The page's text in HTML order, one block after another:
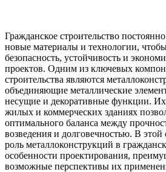
Гражданское строительство
новые материалы и технологии,
безопасность, устойчивость и
проектов. Одним из ключевых
строительства являются
объединяющие металлические
несущие и декоративные функции. Их
жилых и коммерческих зданиях
оптимального баланса между
возведения и долговечностью. В
роль металлоконструкций в
особенности проектирования,
возможные перспективы их